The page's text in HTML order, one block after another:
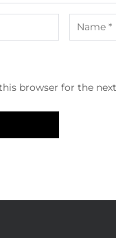
browser for the